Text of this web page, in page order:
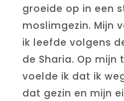
groeide op in een
moslimgezin. Mijn
ik leefde volgens
de Sharia. Op
voelde ik dat ik
dat gezin en mijn